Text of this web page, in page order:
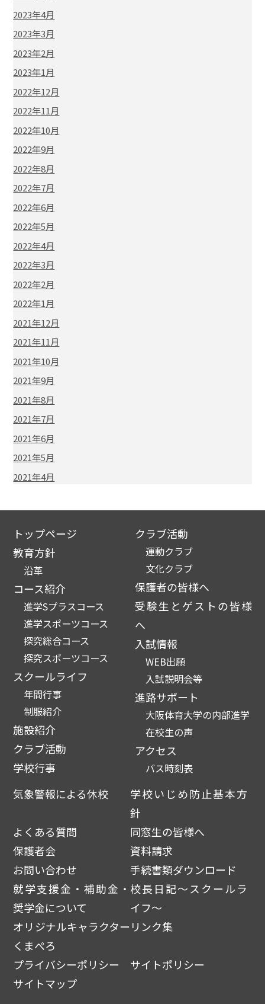
2023年4月
2023年3月
2023年2月
2023年1月
2022年12月
2022年11月
2022年10月
2022年9月
2022年8月
2022年7月
2022年6月
2022年5月
2022年4月
2022年3月
2022年2月
2022年1月
2021年12月
2021年11月
2021年10月
2021年9月
2021年8月
2021年7月
2021年6月
2021年5月
2021年4月
トップページ
教育方針
沿革
コース紹介
進学Sプラスコース
進学スポーツコース
探究総合コース
探究スポーツコース
スクールライフ
年間行事
制服紹介
施設紹介
クラブ活動
学校行事
クラブ活動
運動クラブ
文化クラブ
保護者の皆様へ
受験生とゲストの皆様
へ
入試情報
WEB出願
入試説明会等
進路サポート
大阪体育大学の内部進学
在校生の声
アクセス
バス時刻表
気象警報による休校
学校いじめ防止基本方
針
よくある質問
同窓生の皆様へ
保護者会
資料請求
お問い合わせ
手続書類ダウンロード
就学支援金・補助金・
奨学金について
校長日記～スクールラ
イフ～
オリジナルキャラクター
くまぺろ
リンク集
プライバシーポリシー
サイトポリシー
サイトマップ